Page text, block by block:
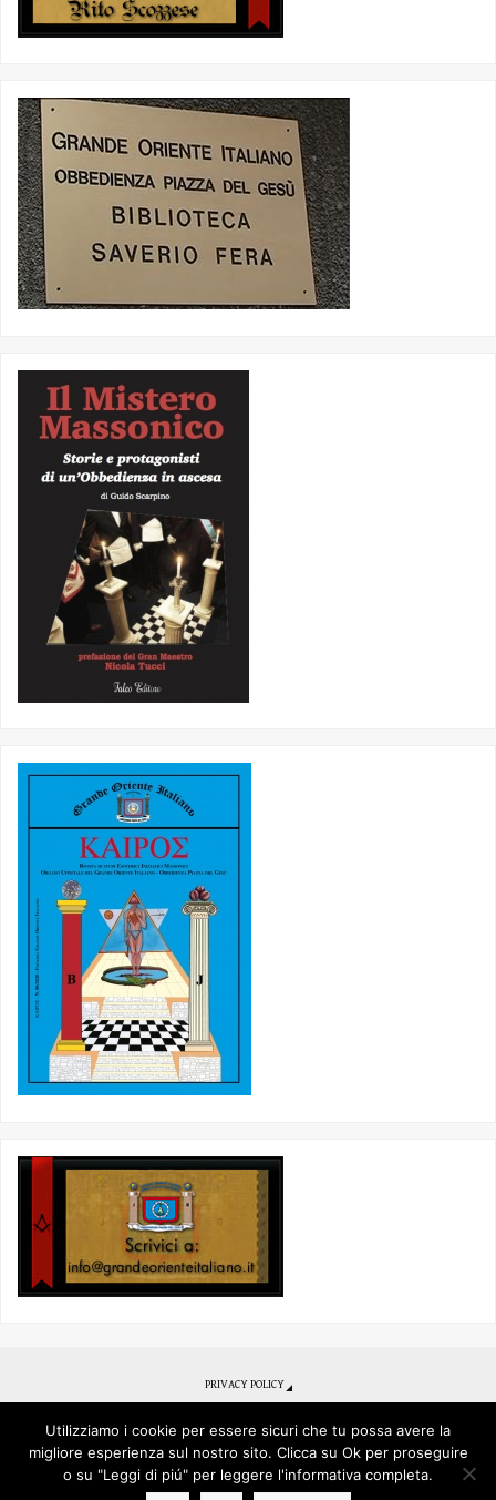
PRIVACY POLICY
Se desideri ottenere un primo contatto per diventare Libero Muratoreclicca qui
© 2017 - Grande Oriente Italiano - Obbedienza Piazza del Gesù
Utilizziamo i cookie per essere sicuri che tu possa avere la
migliore esperienza sul nostro sito. Clicca su Ok per proseguire
o su "Leggi di piú" per leggere l'informativa completa.